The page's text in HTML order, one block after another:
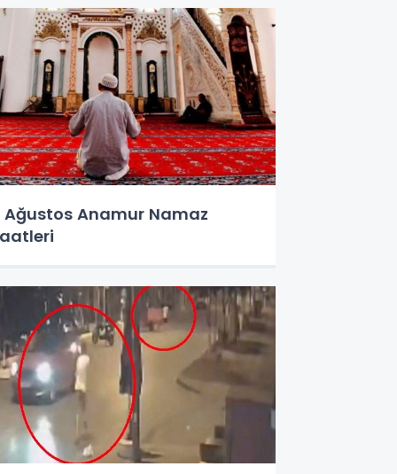
Ağustos Anamur Namaz